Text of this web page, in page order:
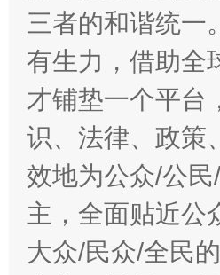
三者的和谐统一
有生力，借助全
才铺垫一个平台
识、法律、政策
效地为公众/公
主，全面贴近公
大众/民众/全民